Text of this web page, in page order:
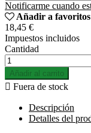
Notificarme cuando
Añadir a favoritos
18,45 €
Impuestos incluidos
Cantidad
Añadir al carrito
 Fuera de stock
Descripción
Detalles del